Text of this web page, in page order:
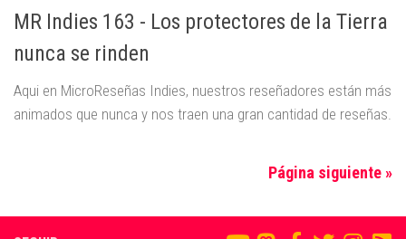
MR Indies 163 - Los protectores de la Tierra
nunca se rinden
Aqui en MicroReseñas Indies, nuestros reseñadores están más
animados que nunca y nos traen una gran cantidad de reseñas.
Página siguiente »